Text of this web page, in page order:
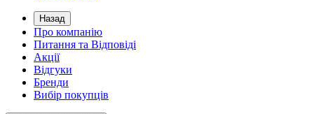
Назад
Про компанію
Питання та Відповіді
Акції
Відгуки
Бренди
Вибір покупців